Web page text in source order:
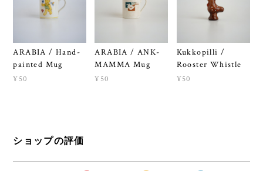
ARABIA / Hand-
painted Mug
¥50
ARABIA / ANK-
MAMMA Mug
¥50
Kukkopilli /
Rooster Whistle
¥50
ショップの評価